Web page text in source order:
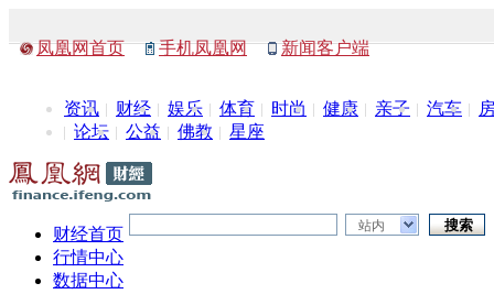
凤凰网首页 手机凤凰网 新闻客户端
资讯 财经 娱乐 体育 时尚 健康 亲子 汽车
论坛
公益 佛教 星座
站内
财经首页
行情中心
数据中心